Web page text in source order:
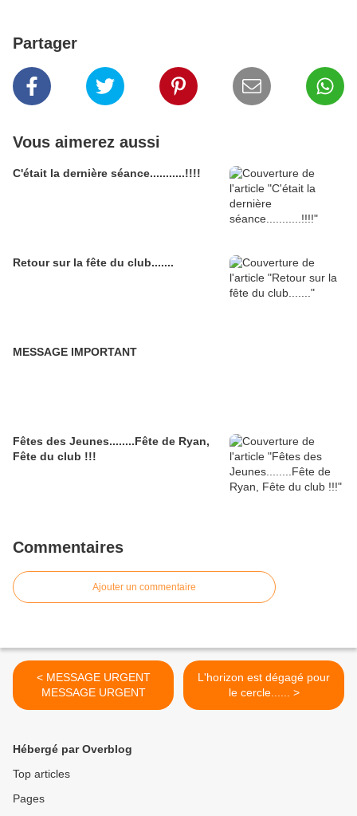
Partager
Vous aimerez aussi
C'était la dernière séance...........!!!!
Retour sur la fête du club.......
MESSAGE IMPORTANT
Fêtes des Jeunes........Fête de Ryan,
Fête du club !!!
Commentaires
Ajouter un commentaire
< MESSAGE URGENT
MESSAGE URGENT
L'horizon est dégagé pour
le cercle...... >
Hébergé par Overblog
Top articles
Pages